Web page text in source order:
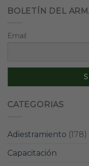
BOLETÍN DEL
Email
CATEGORIAS
Adiestramiento (178)
Capacitación